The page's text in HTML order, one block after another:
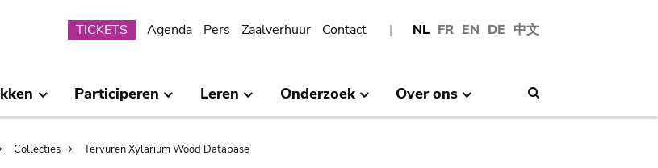
NL FR EN DE 中文
Submenu
TICKETS Agenda Pers Zaalverhuur Contact
Participeren Leren Onderzoek Over ons
Collecties Tervuren Xylarium Wood Database